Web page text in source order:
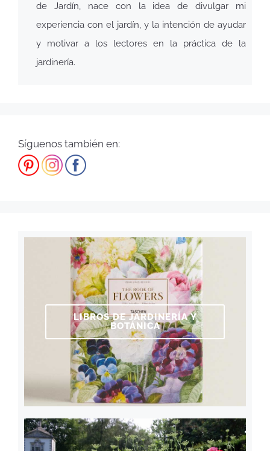
de Jardín, nace con la idea de divulgar mi
experiencia con el jardín, y la intención de ayudar
y motivar a los lectores en la práctica de la
jardinería.
Síguenos también en:
LIBROS DE JARDINERÍA Y
BOTÁNICA